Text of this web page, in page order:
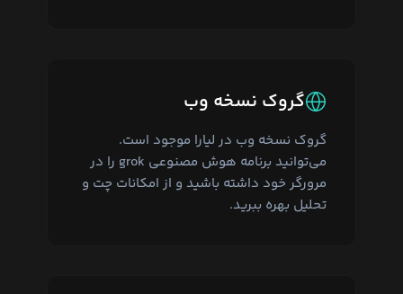
گروک نسخه وب
گروک نسخه وب در لیارا موجود است.
می‌توانید برنامه هوش مصنوعی grok را در
مرورگر خود داشته باشید و از امکانات چت و
تحلیل بهره ببرید.